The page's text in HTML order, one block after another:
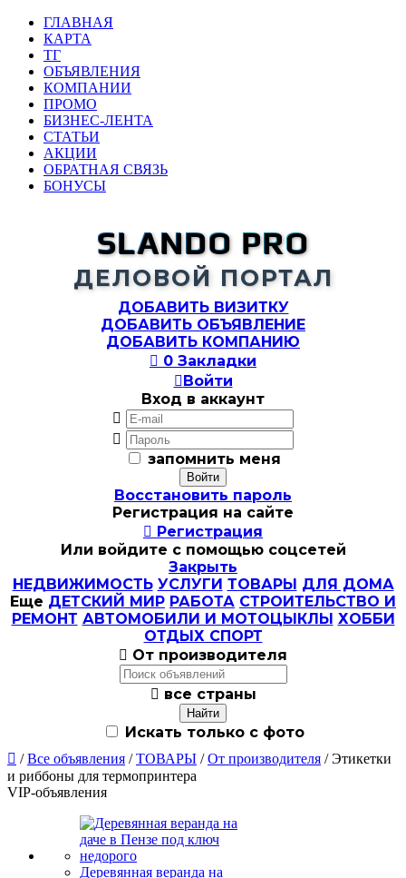
ГЛАВНАЯ
КАРТА
ТГ
ОБЪЯВЛЕНИЯ
КОМПАНИИ
ПРОМО
БИЗНЕС-ЛЕНТА
СТАТЬИ
АКЦИИ
ОБРАТНАЯ СВЯЗЬ
БОНУСЫ
SLANDO PRO
ДЕЛОВОЙ ПОРТАЛ
ДОБАВИТЬ ВИЗИТКУ
ДОБАВИТЬ ОБЪЯВЛЕНИЕ
ДОБАВИТЬ КОМПАНИЮ
 0 Закладки
Войти
Вход в аккаунт


запомнить меня
Восстановить пароль
Регистрация на сайте
 Регистрация
Или войдите с помощью соцсетей
Закрыть
НЕДВИЖИМОСТЬ УСЛУГИ ТОВАРЫ ДЛЯ ДОМА
Еще ДЕТСКИЙ МИР РАБОТА СТРОИТЕЛЬСТВО И
РЕМОНТ АВТОМОБИЛИ И МОТОЦЫКЛЫ ХОББИ
ОТДЫХ СПОРТ
 От производителя
 все страны
Искать только с фото
 /Все объявления /ТОВАРЫ /От производителя / Этикетки
и риббоны для термопринтера
VIP-объявления
Деревянная веранда на